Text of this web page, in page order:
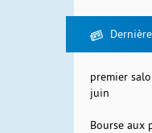
premier
juin
Bourse aux